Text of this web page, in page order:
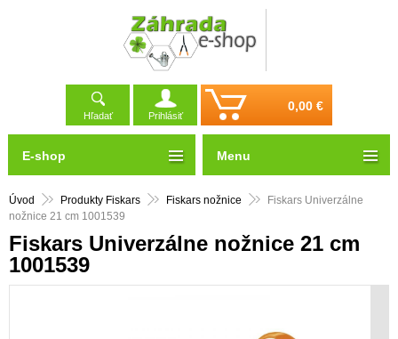
Hľadať Prihlásiť
0,00 €
Úvod Produkty Fiskars Fiskars nožnice
Fiskars Univerzálne
nožnice 21 cm 1001539
Fiskars Univerzálne nožnice 21 cm
1001539
E-shop Menu